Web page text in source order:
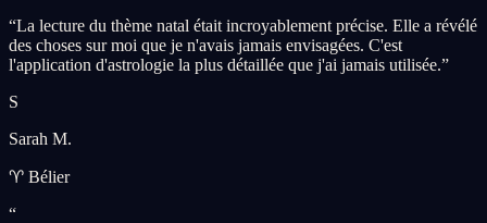
“La lecture du thème natal était incroyablement précise. Elle a révélé
des choses sur moi que je n'avais jamais envisagées. C'est
l'application d'astrologie la plus détaillée que j'ai jamais utilisée.”
S
Sarah M.
♈ Bélier
“